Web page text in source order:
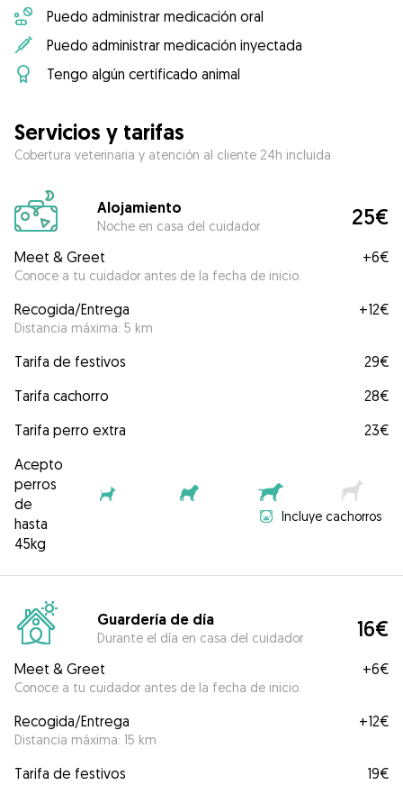
Puedo administrar medicación oral
Puedo administrar medicación inyectada
Tengo algún certificado animal
Servicios y tarifas
Cobertura veterinaria y atención al cliente 24h incluida
Alojamiento
Noche en casa del cuidador 25€
Meet & Greet
Conoce a tu cuidador antes de la fecha de inicio.
+6€
Recogida/Entrega
Distancia máxima: 5 km
+12€
Tarifa de festivos
29€
Tarifa cachorro
28€
Tarifa perro extra
23€
Acepto
perros
de
hasta
45kg
Incluye cachorros
Guardería de día
Durante el día en casa del cuidador 16€
Meet & Greet
Conoce a tu cuidador antes de la fecha de inicio.
+6€
Recogida/Entrega
Distancia máxima: 15 km
+12€
Tarifa de festivos 19€